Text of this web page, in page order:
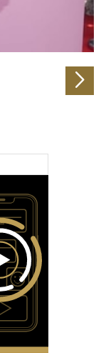
Unsere
mit